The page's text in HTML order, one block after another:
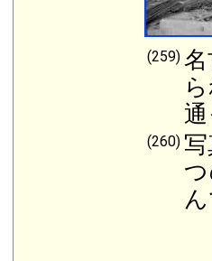
(259)
通
(260)